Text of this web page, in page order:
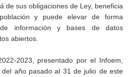
de sus obligaciones de Ley, beneficia
y puede elevar de forma
información y bases de datos
abiertos.
2023, presentado por el Infoem,
año pasado al 31 de julio de este